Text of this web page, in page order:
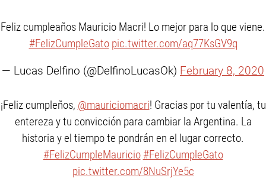
Feliz cumpleaños Mauricio Macri! Lo mejor para lo que viene.
#FelizCumpleGato pic.twitter.com/aq77KsGV9q
— Lucas Delfino (@DelfinoLucasOk) February 8, 2020
¡Feliz cumpleños, @mauriciomacri! Gracias por tu valentía, tu
entereza y tu convicción para cambiar la Argentina. La
historia y el tiempo te pondrán en el lugar correcto.
#FelizCumpleMauricio #FelizCumpleGato
pic.twitter.com/8NuSrjYe5c